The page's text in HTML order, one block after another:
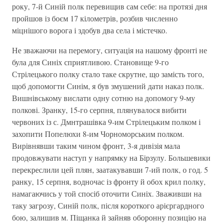
року, 7-й Синій полк перевищив сам себе: на протязі дня
пройшов із боєм 17 кілометрів, розбив численно
міцнішого ворога і здобув два села і містечко.
Не зважаючи на перемогу, ситуація на нашому фронті не
була для Синіх сприятливою. Становище 9-го
Стрілецького полку стало таке скрутне, що замість того,
щоб допомогти Синім, я був змушений дати наказ полк.
Вишнівському вислати одну сотню на допомогу 9-му
полкові. Зранку, 15-го серпня, плянувалося вибити
червоних із с. Дмнтрашівка 9-им Стрілецьким полком і
захопити Попелюхи 8-им Чорноморським полком.
Вирівнявши таким чином фронт, 3-я дивізія мала
продовжувати наступ у напрямку на Бірзулу. Большевики
перекреслили цей плян, заатакувавши 7-ий полк, о год. 5
ранку, 15 серпня, водночас із фронту й обох крил полку,
намагаючись у той спосіб оточити Синіх. Зваживши на
таку загрозу, Синій полк, після короткого арієргардного
бою, залишив м. Піщанка й зайняв оборонну позицію на